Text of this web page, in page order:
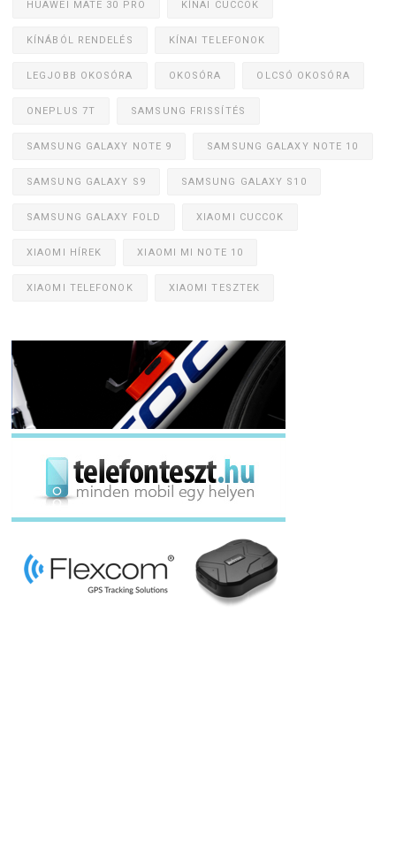
HUAWEI MATE 30 PRO KÍNAI CUCCOK
KÍNÁBÓL RENDELÉS KÍNAI TELEFONOK
LEGJOBB OKOSÓRA OKOSÓRA OLCSÓ OKOSÓRA
ONEPLUS 7T SAMSUNG FRISSÍTÉS
SAMSUNG GALAXY NOTE 9 SAMSUNG GALAXY NOTE 10
SAMSUNG GALAXY S9 SAMSUNG GALAXY S10
SAMSUNG GALAXY FOLD XIAOMI CUCCOK
XIAOMI HÍREK XIAOMI MI NOTE 10
XIAOMI TELEFONOK XIAOMI TESZTEK